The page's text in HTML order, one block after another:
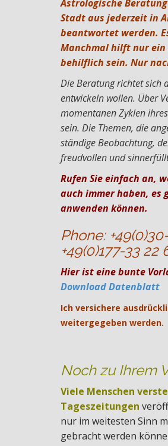
Astrologische
Stadt aus jederzeit in
beantwortet werden.
Manchmal hilft nur ein
behilflich sein. Nur
Die Beratung richtet sich
entwickeln wollen. Über
momentanen Zyklen
sein. Die Themen, die
ständige Beobachtung,
freudvollen und
Rufen Sie einfach an,
auch immer haben, es
anwenden können.
Phone:
+49(0)177-33 22
Hier ist eine bunte
Download Datenblatt
Ich versichere
weitergegeben werden.
Noch zu Ihrem
Viele Menschen
Tageszeitungen
nur im weitesten Sinn
gebracht werden